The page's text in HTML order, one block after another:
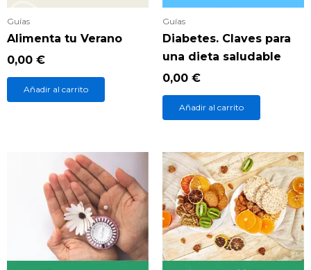
Guías
Alimenta tu Verano
0,00 €
Añadir al carrito
Guías
Diabetes. Claves para
una dieta saludable
0,00 €
Añadir al carrito